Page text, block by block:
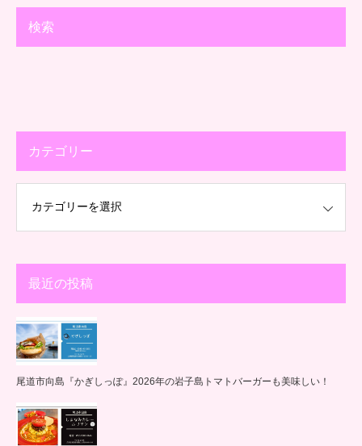
検索
カテゴリー
最近の投稿
尾道市向島『かぎしっぽ』2026年の岩子島トマトバーガーも美味しい！